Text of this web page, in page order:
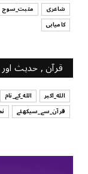
شاعری
مثبت_سوچ
کامیابی
قرآن , حدیث
الله_اکبر الله_کے_نام
قرآن_سے_سیکھئے